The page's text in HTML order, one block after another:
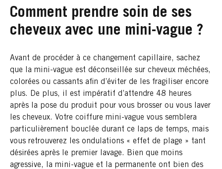
Comment prendre soin de ses
cheveux avec une mini-vague ?
Avant de procéder à ce changement capillaire, sachez
que la mini-vague est déconseillée sur cheveux méchées,
colorées ou cassants afin d’éviter de les fragiliser encore
plus. De plus, il est impératif d’attendre 48 heures
après la pose du produit pour vous brosser ou vous laver
les cheveux. Votre coiffure mini-vague vous semblera
particulièrement bouclée durant ce laps de temps, mais
vous retrouverez les ondulations « effet de plage » tant
désirées après le premier lavage. Bien que moins
agressive, la mini-vague et la permanente ont bien des